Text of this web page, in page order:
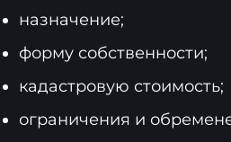
назначение;
форму собственности;
кадастровую стоимость;
ограничения и